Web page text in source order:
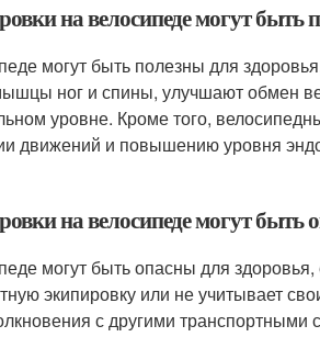
на велосипеде могут быть
могут быть полезны для
ног и спины, улучшают обмен
уровне. Кроме того,
движений и повышению уровня
на велосипеде могут быть
могут быть опасны для
экипировку или не учитывает
с другими транспортными